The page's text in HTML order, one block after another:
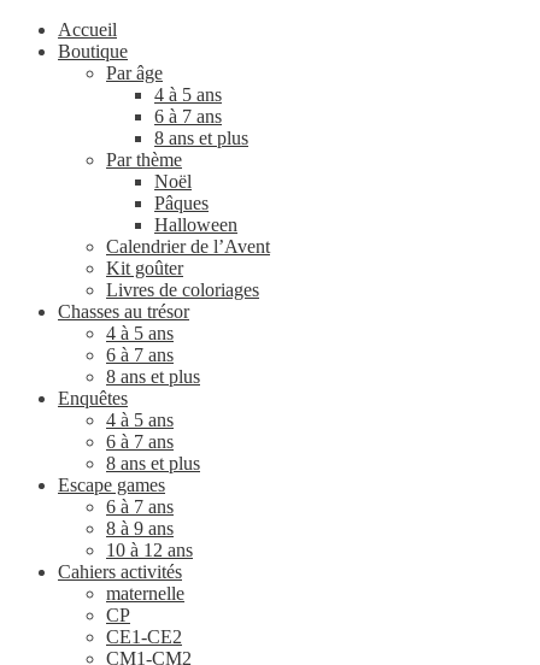
Accueil
Boutique
Par âge
4 à 5 ans
6 à 7 ans
8 ans et plus
Par thème
Noël
Pâques
Halloween
Calendrier de l’Avent
Kit goûter
Livres de coloriages
Chasses au trésor
4 à 5 ans
6 à 7 ans
8 ans et plus
Enquêtes
4 à 5 ans
6 à 7 ans
8 ans et plus
Escape games
6 à 7 ans
8 à 9 ans
10 à 12 ans
Cahiers activités
maternelle
CP
CE1-CE2
CM1-CM2